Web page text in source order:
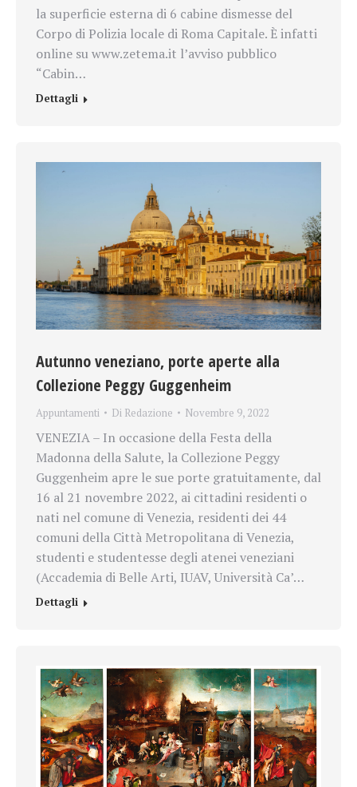
la superficie esterna di 6 cabine dismesse del
Corpo di Polizia locale di Roma Capitale. È infatti
online su www.zetema.it l’avviso pubblico
“Cabin…
Dettagli
Autunno veneziano, porte aperte alla
Collezione Peggy Guggenheim
Appuntamenti Di Redazione Novembre 9, 2022
VENEZIA – In occasione della Festa della
Madonna della Salute, la Collezione Peggy
Guggenheim apre le sue porte gratuitamente, dal
16 al 21 novembre 2022, ai cittadini residenti o
nati nel comune di Venezia, residenti dei 44
comuni della Città Metropolitana di Venezia,
studenti e studentesse degli atenei veneziani
(Accademia di Belle Arti, IUAV, Università Ca’…
Dettagli